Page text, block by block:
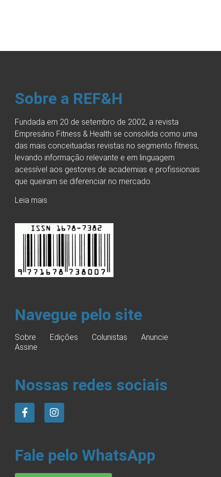
Sobre a REF&H
Fundada em 20 de setembro de 2002, a revista
Empresário Fitness & Health se consolida como uma
das mais conceituadas revistas no segmento fitness,
levando informação relevante e em linguagem
acessível aos gestores de academias e profissionais
que queiram se diferenciar no mercado.
Leia mais
Navegue pelo site
Sobre Edições Colunistas
Anuncie
Assine
Nossas redes sociais
Fale pelo WhatsApp